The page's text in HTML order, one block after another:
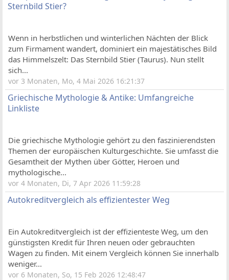
Sternbild Stier?
Wenn in herbstlichen und winterlichen Nächten der Blick
zum Firmament wandert, dominiert ein majestätisches Bild
das Himmelszelt: Das Sternbild Stier (Taurus). Nun stellt
sich...
vor 3 Monaten, Mo, 4 Mai 2026 16:21:37
Griechische Mythologie & Antike: Umfangreiche
Linkliste
Die griechische Mythologie gehört zu den faszinierendsten
Themen der europäischen Kulturgeschichte. Sie umfasst die
Gesamtheit der Mythen über Götter, Heroen und
mythologische...
vor 4 Monaten, Di, 7 Apr 2026 11:59:28
Autokreditvergleich als effizientester Weg
Ein Autokreditvergleich ist der effizienteste Weg, um den
günstigsten Kredit für Ihren neuen oder gebrauchten
Wagen zu finden. Mit einem Vergleich können Sie innerhalb
weniger...
vor 6 Monaten, So, 15 Feb 2026 12:48:47